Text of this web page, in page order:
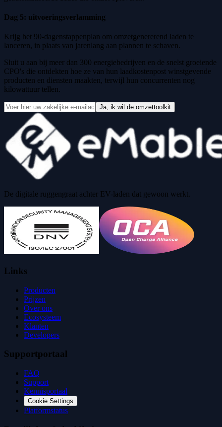
Dag 5: uitvoeringsverlamming
Krijg het 90-dagenstappenplan om omzetgenererend laden te
lanceren, in plaats van jarenlang aan plannen te schaven.
Sluit u aan bij meer dan 300 energiebedrijven en de snelst groeiende
CPO's die ontdekten hoe ze van hun laadkostenpost winstgevende
producten en diensten maakten, terwijl hun concurrenten nog
kilowattuur tellen.
Ja, ik wil de omzettoolkit
De digitale ruggengraat achter EV-laden dat gewoon werkt.
Links
Producten
Prijzen
Over ons
Ecosysteem
Klanten
Developers
Supportportaal
FAQ
Support
Kennisportaal
Cookie Settings
Platformstatus